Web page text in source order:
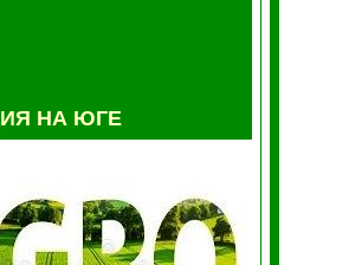
НА ЮГЕ